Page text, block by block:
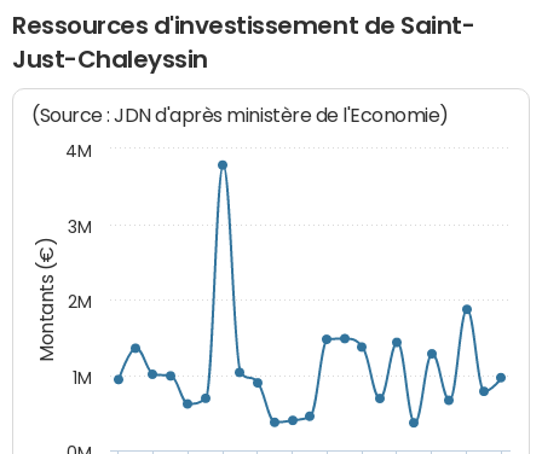
Ressources d'investissement de Saint-
Just-Chaleyssin
Montants (€)
(Source : JDN d'après ministère de l'Economie)
1M
2M
3M
4M